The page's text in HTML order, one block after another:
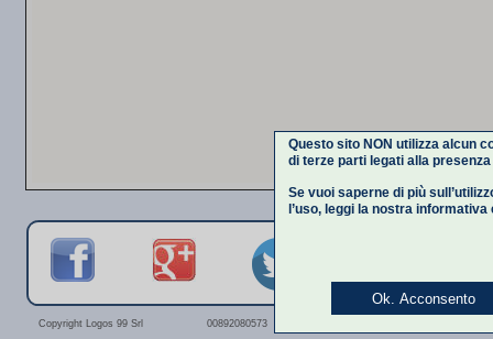
Copyright Logos 99 Srl 00892080573
Questo sito NON utilizza alcun
di terze parti legati alla
Se vuoi saperne di più
l’uso, leggi la nostra informativa
Ok. Acconsento